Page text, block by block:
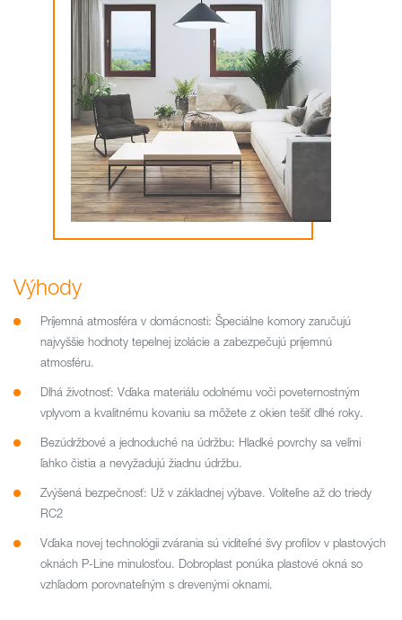
Výhody
Príjemná atmosféra v domácnosti: Špeciálne komory zaručujú
najvyššie hodnoty tepelnej izolácie a zabezpečujú príjemnú
atmosféru.
Dlhá životnosť: Vďaka materiálu odolnému voči poveternostným
vplyvom a kvalitnému kovaniu sa môžete z okien tešiť dlhé roky.
Bezúdržbové a jednoduché na údržbu: Hladké povrchy sa veľmi
ľahko čistia a nevyžadujú žiadnu údržbu.
Zvýšená bezpečnosť: Už v základnej výbave. Voliteľne až do triedy
RC2
Vďaka novej technológii zvárania sú viditeľné švy profilov v plastových
oknách P-Line minulosťou. Dobroplast ponúka plastové okná so
vzhľadom porovnateľným s drevenými oknami.